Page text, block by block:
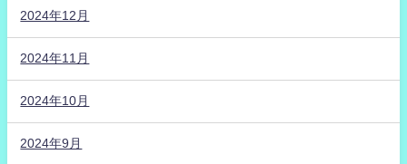
2024年12月
2024年11月
2024年10月
2024年9月